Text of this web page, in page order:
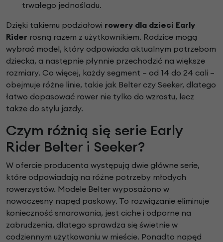
trwałego jednośladu.
Dzięki takiemu podziałowi rowery dla dzieci Early
Rider rosną razem z użytkownikiem. Rodzice mogą
wybrać model, który odpowiada aktualnym potrzebom
dziecka, a następnie płynnie przechodzić na większe
rozmiary. Co więcej, każdy segment – od 14 do 24 cali –
obejmuje różne linie, takie jak Belter czy Seeker, dlatego
łatwo dopasować rower nie tylko do wzrostu, lecz
także do stylu jazdy.
Czym różnią się serie Early
Rider Belter i Seeker?
W ofercie producenta występują dwie główne serie,
które odpowiadają na różne potrzeby młodych
rowerzystów. Modele Belter wyposażono w
nowoczesny napęd paskowy. To rozwiązanie eliminuje
konieczność smarowania, jest ciche i odporne na
zabrudzenia, dlatego sprawdza się świetnie w
codziennym użytkowaniu w mieście. Ponadto napęd